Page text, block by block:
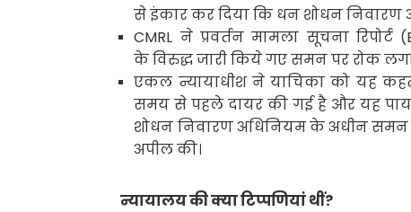
से इंकार कर दिया कि धन शोधन निवारण
CMRL ने प्रवर्तन मामला सूचना रिपोर्ट
के विरुद्ध जारी किये गए समन पर रोक
एकल न्यायाधीश ने याचिका को यह
समय से पहले दायर की गई है और यह
शोधन निवारण अधिनियम के अधीन समन
अपील की।
न्यायालय की क्या टिप्पणियां थीं?